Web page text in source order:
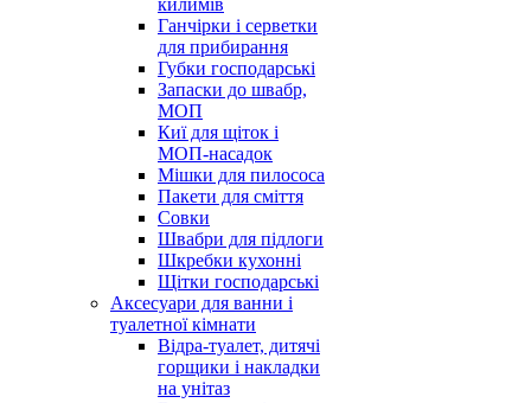
килимів
Ганчірки і серветки
для прибирання
Губки господарські
Запаски до швабр,
МОП
Киї для щіток і
МОП-насадок
Мішки для пилососа
Пакети для сміття
Совки
Швабри для підлоги
Шкребки кухонні
Щітки господарські
Аксесуари для ванни і
туалетної кімнати
Відра-туалет, дитячі
горщики і накладки
на унітаз